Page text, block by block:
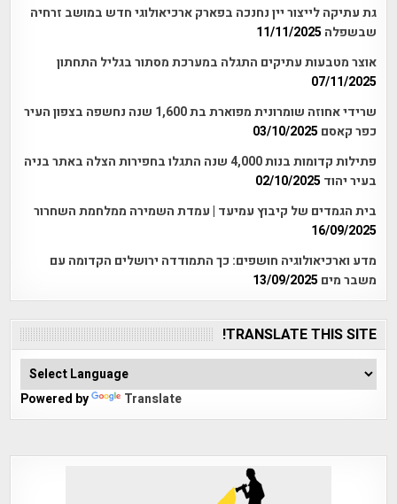
גת עתיקה לייצור יין נחנכה בפארק ארכיאולוגי חדש במושב זרחיה
שבשפלה 11/11/2025
אוצר מטבעות עתיקים התגלה במערכת מסתור בגליל התחתון
07/11/2025
שרידי אחוזה שומרונית מפוארת בת 1,600 שנה נחשפה בצפון העיר
כפר קאסם 03/10/2025
פתילות קדומות בנות 4,000 שנה התגלו בחפירות הצלה באתר בניה
בעיר יהוד 02/10/2025
בית הגמדים של קיבוץ עמיעד | עמדת השמירה ממלחמת השחרור
16/09/2025
מדע וארכיאולוגיה חושפים: כך התמודדה ירושלים הקדומה עם
משבר מים 13/09/2025
TRANSLATE THIS SITE!
Powered by Translate